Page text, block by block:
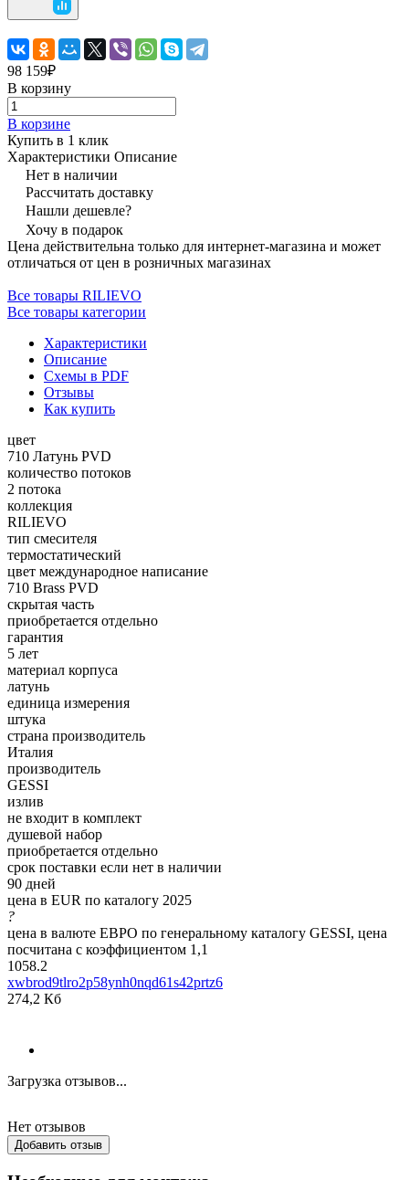
98 159₽
В корзину
В корзине
Купить в 1 клик
Характеристики Описание
Нет в наличии
Рассчитать доставку
Нашли дешевле?
Хочу в подарок
Цена действительна только для интернет-магазина и может
отличаться от цен в розничных магазинах
Все товары RILIEVO
Все товары категории
Характеристики
Описание
Схемы в PDF
Отзывы
Как купить
цвет
710 Латунь PVD
количество потоков
2 потока
коллекция
RILIEVO
тип смесителя
термостатический
цвет международное написание
710 Brass PVD
скрытая часть
приобретается отдельно
гарантия
5 лет
материал корпуса
латунь
единица измерения
штука
страна производитель
Италия
производитель
GESSI
излив
не входит в комплект
душевой набор
приобретается отдельно
срок поставки если нет в наличии
90 дней
цена в EUR по каталогу 2025
?
цена в валюте ЕВРО по генеральному каталогу GESSI, цена
посчитана с коэффициентом 1,1
1058.2
xwbrod9tlro2p58ynh0nqd61s42prtz6
274,2 Кб
Загрузка отзывов...
Нет отзывов
Добавить отзыв